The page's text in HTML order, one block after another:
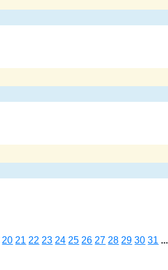
20 21 22 23 24 25 26 27 28 29 30 31